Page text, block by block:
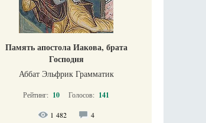
Память апостола Иакова, брата
Господня
Аббат Эльфрик Грамматик
Рейтинг: 10 Голосов: 141
1 482 4